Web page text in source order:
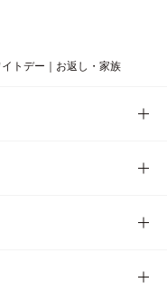
イトデー｜お返し・家族